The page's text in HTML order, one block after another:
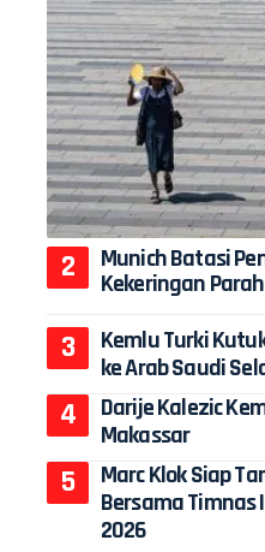
Munich Batasi
Kekeringan Parah
Kemlu Turki
ke Arab Saudi
Darije Kalezic
Makassar
Marc Klok Siap
Bersama Timnas
2026